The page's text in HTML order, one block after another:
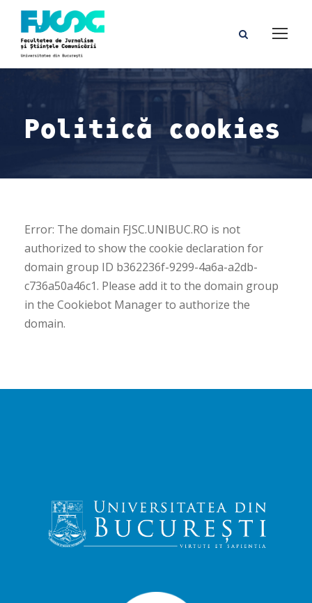
Politică cookies
Error: The domain FJSC.UNIBUC.RO is not
authorized to show the cookie declaration for
domain group ID b362236f-9299-4a6a-a2db-
c736a50a46c1. Please add it to the domain group
in the Cookiebot Manager to authorize the
domain.